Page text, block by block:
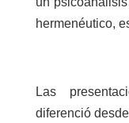
hermenéutico,
Las
diferenció